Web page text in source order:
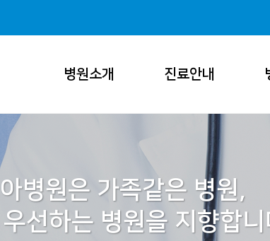
병원소개 진료안내
병원은 가족같은 병원,